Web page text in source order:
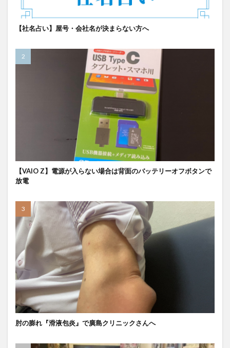
【社名占い】屋号・会社名が決まらない方へ
【VAIO Z】電源が入らない場合は背面のバッテリーオフボタンで
放電
肘の膨れ『滑液包炎』で廣島クリニックさんへ